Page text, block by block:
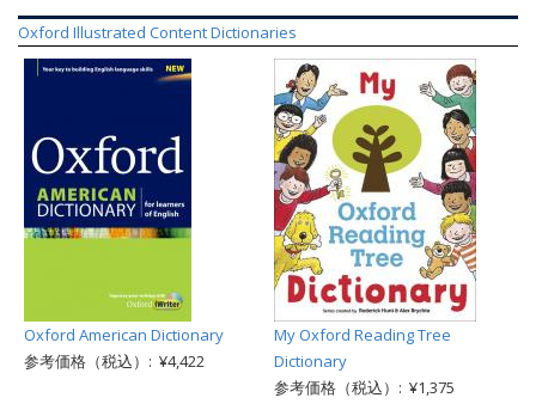
Oxford Illustrated Content Dictionaries
Oxford American Dictionary
参考価格（税込）: ¥4,422
My Oxford Reading Tree
Dictionary
参考価格（税込）: ¥1,375